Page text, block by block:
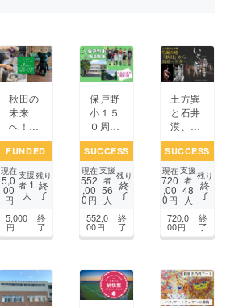
秋田の
未来
へ！多
世代楽
しめる
場所プ
ロジェ
クト
FUNDED
現在
5,0
00
円
支援
者1
人
残り
終
了
5,000
円
終
了
保戸野
小１５
０周年
記念式
典を
「ミル
ハス」
で開催
してみ
んなで
お祝い
SUCCESS
現在
552
,00
0円
支援
者
56
人
残り
終
了
552,0
00円
終
了
土方巽
と石井
漠、生
誕の地
「秋
田」を
巡る旅
を世界
に発信
した
い！
SUCCESS
現在
720
,00
0円
支援
者
48
人
残り
終
了
720,0
00円
終
了